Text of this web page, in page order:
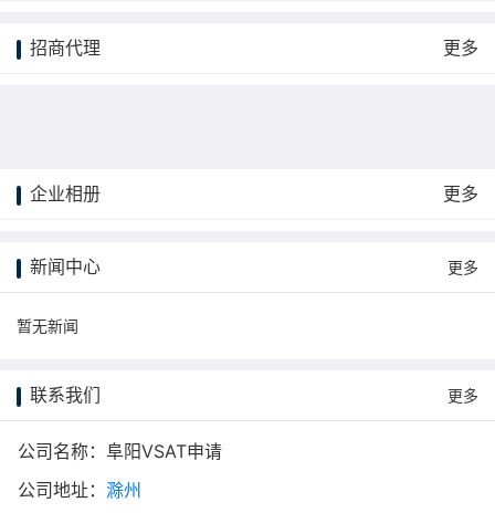
招商代理 更多
企业相册 更多
新闻中心 更多
暂无新闻
联系我们 更多
公司名称：阜阳VSAT申请
公司地址： 滁州